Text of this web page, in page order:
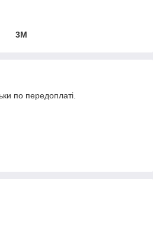
3М
по передоплаті.